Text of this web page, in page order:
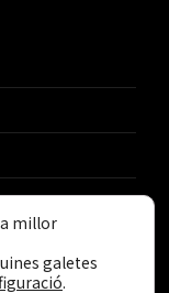
millor
galetes
.